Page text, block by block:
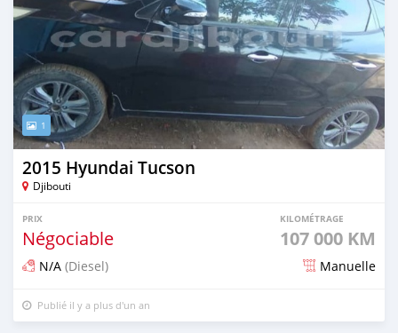
1
2015 Hyundai Tucson
Djibouti
PRIX
Négociable
KILOMÉTRAGE
107 000 KM
N/A (Diesel) Manuelle
Publié il y a plus d'un an